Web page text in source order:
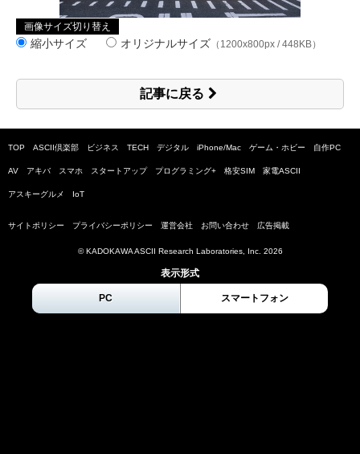
画像サイズ切り替え
縮小サイズ オリジナルサイズ （1200x800px / 448KB）
記事に戻る
TOP ASCII倶楽部 ビジネス TECH デジタル iPhone/Mac ゲーム・ホビー 自作PC
AV アキバ スマホ スタートアップ プログラミング+ 格安SIM 家電ASCII
アスキーグルメ IoT
サイトポリシー プライバシーポリシー 運営会社 お問い合わせ 広告掲載
© KADOKAWA ASCII Research Laboratories, Inc. 2026
表示形式
PC スマートフォン